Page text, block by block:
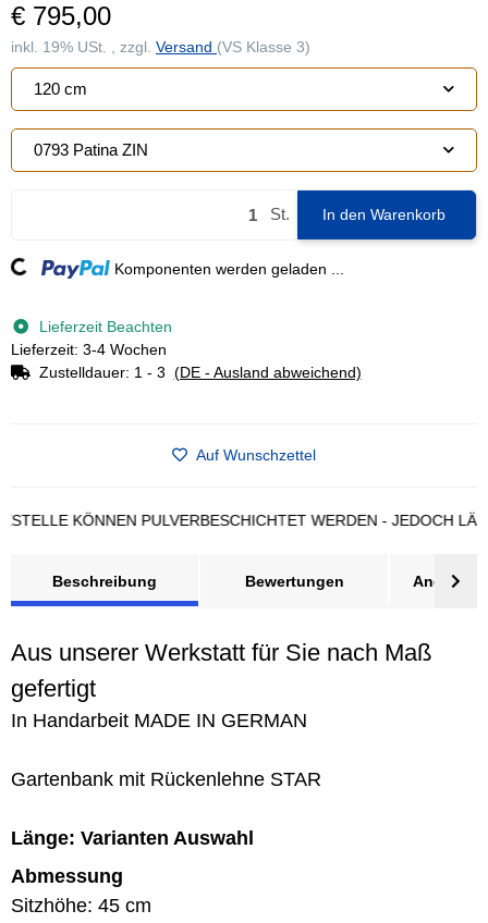
€ 795,00
inkl. 19% USt. , zzgl. Versand (VS Klasse 3)
120 cm
0793 Patina ZIN
St. In den Warenkorb
Komponenten werden geladen ...
Lieferzeit Beachten
Lieferzeit: 3-4 Wochen
Zustelldauer: 1 - 3 (DE - Ausland abweichend)
Auf Wunschzettel
KÖNNEN PULVERBESCHICHTET WERDEN - JEDOCH
Beschreibung Bewertungen Angebot
Aus unserer Werkstatt für Sie nach Maß
gefertigt
In Handarbeit MADE IN GERMAN
Gartenbank mit Rückenlehne STAR
Länge: Varianten Auswahl
Abmessung
Sitzhöhe: 45 cm